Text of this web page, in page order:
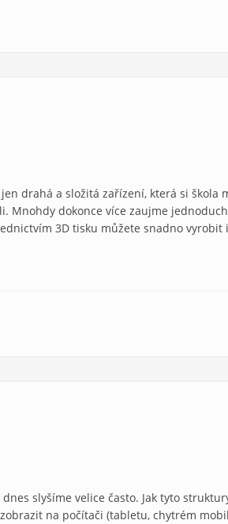
drahá a složitá zařízení, která si
Mnohdy dokonce více zaujme
3D tisku můžete snadno
slyšíme velice často. Jak tyto
na počítači (tabletu, chytrém